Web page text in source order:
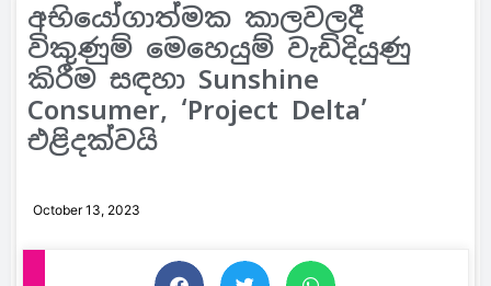
අභියෝගාත්මක කාලවලදී
විකුණුම් මෙහෙයුම් වැඩිදියුණු
කිරීම සඳහා Sunshine
Consumer, ‘Project Delta’
එළිදක්වයි
October 13, 2023